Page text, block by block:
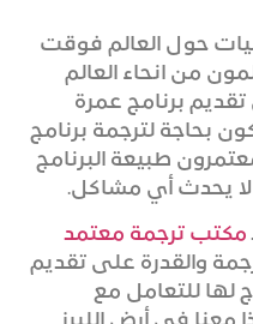
حول العالم فوقت
من انحاء العالم
برنامج عمرة
بحاجة لترجمة برنامج
طبيعة البرنامج
لا يحدث أي مشاكل.
مكتب ترجمة معتمد
والقدرة على تقديم
لها للتعامل مع